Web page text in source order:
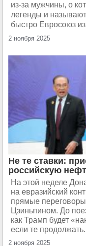
из-за мужчины, о
легенды и
быстро Евросоюз
2 ноября 2025
Не те ставки:
российскую
На этой неделе
на евразийский
прямые
Цзиньпином. До
как Трамп будет
если те
2 ноября 2025